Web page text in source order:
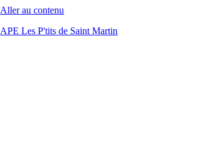
Aller au contenu
APE Les P'tits de Saint Martin